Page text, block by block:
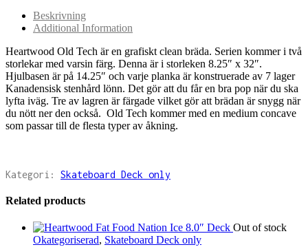
Beskrivning
Additional Information
Heartwood Old Tech är en grafiskt clean bräda. Serien kommer i två
storlekar med varsin färg. Denna är i storleken 8.25″ x 32″.
Hjulbasen är på 14.25″ och varje planka är konstruerade av 7 lager
Kanadensisk stenhård lönn. Det gör att du får en bra pop när du ska
lyfta iväg. Tre av lagren är färgade vilket gör att brädan är snygg när
du nött ner den också. Old Tech kommer med en medium concave
som passar till de flesta typer av åkning.
Kategori: Skateboard Deck only
Related products
Out of stock
Okategoriserad, Skateboard Deck only